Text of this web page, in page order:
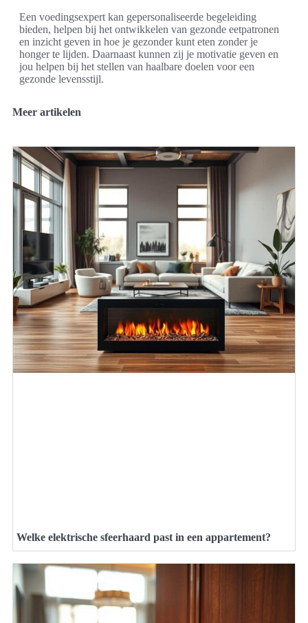
Een voedingsexpert kan gepersonaliseerde begeleiding
bieden, helpen bij het ontwikkelen van gezonde eetpatronen
en inzicht geven in hoe je gezonder kunt eten zonder je
honger te lijden. Daarnaast kunnen zij je motivatie geven en
jou helpen bij het stellen van haalbare doelen voor een
gezonde levensstijl.
Meer artikelen
Welke elektrische sfeerhaard past in een appartement?